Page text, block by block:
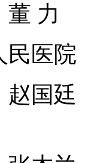
力
医院
赵国